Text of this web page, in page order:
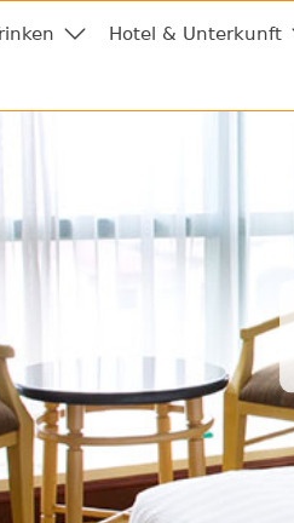
Hotel & Unterkunft